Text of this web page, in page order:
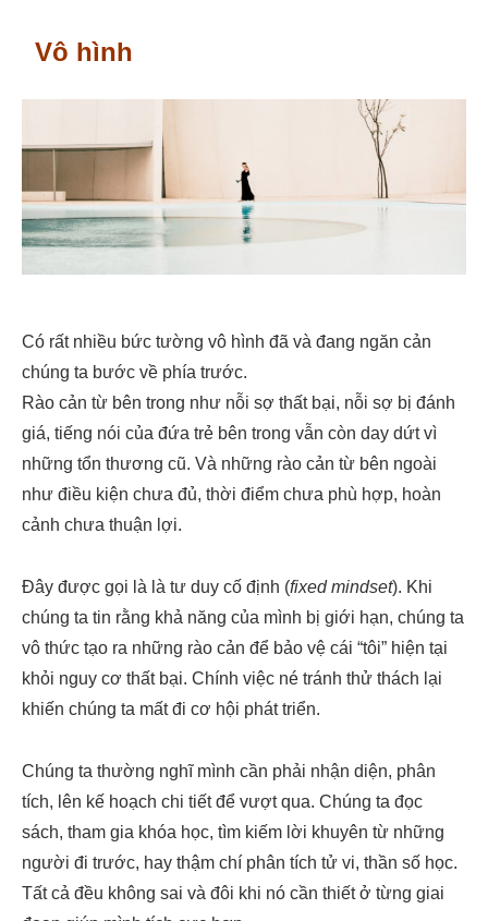
Vô hình
Có rất nhiều bức tường vô hình đã và đang ngăn cản
chúng ta bước về phía trước.
Rào cản từ bên trong như nỗi sợ thất bại, nỗi sợ bị đánh
giá, tiếng nói của đứa trẻ bên trong vẫn còn day dứt vì
những tổn thương cũ. Và những rào cản từ bên ngoài
như điều kiện chưa đủ, thời điểm chưa phù hợp, hoàn
cảnh chưa thuận lợi.
Đây được gọi là là tư duy cố định (fixed mindset). Khi
chúng ta tin rằng khả năng của mình bị giới hạn, chúng ta
vô thức tạo ra những rào cản để bảo vệ cái “tôi” hiện tại
khỏi nguy cơ thất bại. Chính việc né tránh thử thách lại
khiến chúng ta mất đi cơ hội phát triển.
Chúng ta thường nghĩ mình cần phải nhận diện, phân
tích, lên kế hoạch chi tiết để vượt qua. Chúng ta đọc
sách, tham gia khóa học, tìm kiếm lời khuyên từ những
người đi trước, hay thậm chí phân tích tử vi, thần số học.
Tất cả đều không sai và đôi khi nó cần thiết ở từng giai